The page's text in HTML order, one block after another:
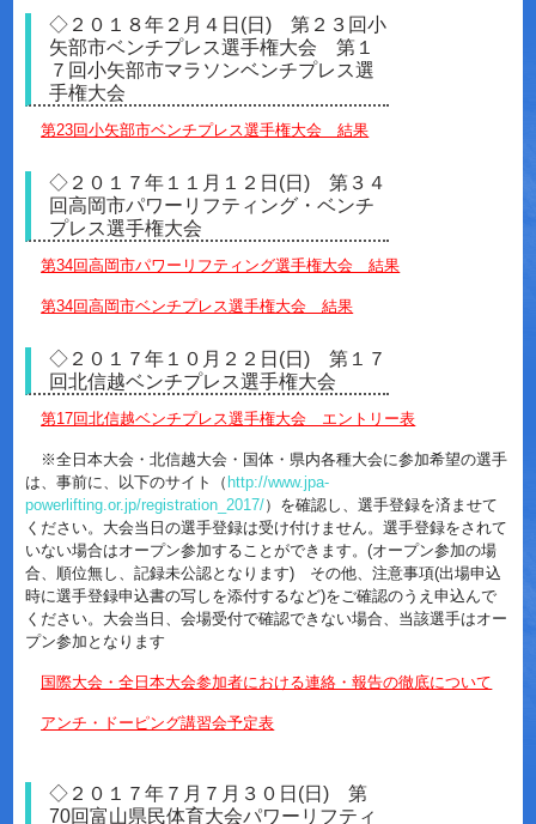
◇２０１８年２月４日(日) 第２３回小
矢部市ベンチプレス選手権大会 第１
７回小矢部市マラソンベンチプレス選
手権大会
第23回小矢部市ベンチプレス選手権大会 結果
◇２０１７年１１月１２日(日) 第３４
回高岡市パワーリフティング・ベンチ
プレス選手権大会
第34回高岡市パワーリフティング選手権大会 結果
第34回高岡市ベンチプレス選手権大会 結果
◇２０１７年１０月２２日(日) 第１７
回北信越ベンチプレス選手権大会
第17回北信越ベンチプレス選手権大会 エントリー表
※全日本大会・北信越大会・国体・県内各種大会に参加希望の選手
は、事前に、以下のサイト（ http://www.jpa-
powerlifting.or.jp/registration_2017/）を確認し、選手登録を済ませて
ください。大会当日の選手登録は受け付けません。選手登録をされて
いない場合はオープン参加することができます。(オープン参加の場
合、順位無し、記録未公認となります) その他、注意事項(出場申込
時に選手登録申込書の写しを添付するなど)をご確認のうえ申込んで
ください。大会当日、会場受付で確認できない場合、当該選手はオー
プン参加となります
国際大会・全日本大会参加者における連絡・報告の徹底について
アンチ・ドーピング講習会予定表
◇２０１７年７月７月３０日(日) 第
70回富山県民体育大会パワーリフティ